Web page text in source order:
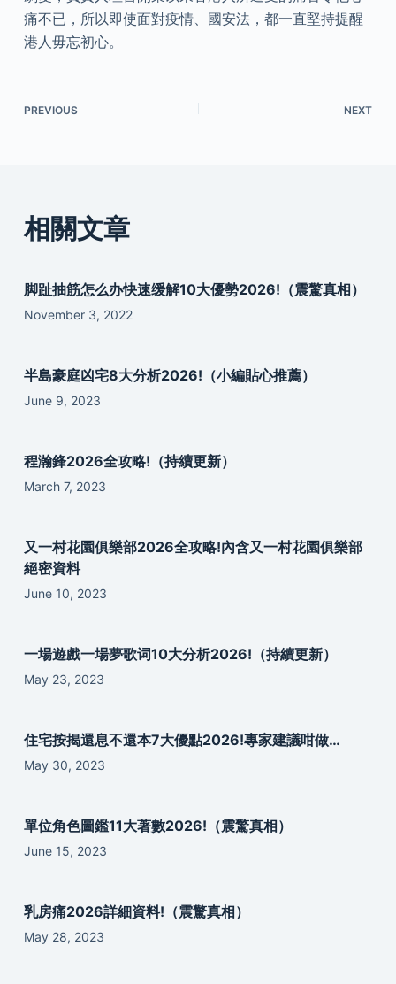
痛不已，所以即使面對疫情、國安法，都一直堅持提醒
港人毋忘初心。
PREVIOUS NEXT
相關文章
脚趾抽筋怎么办快速缓解10大優勢2026!（震驚真相）
November 3, 2022
半島豪庭凶宅8大分析2026!（小編貼心推薦）
June 9, 2023
程瀚鋒2026全攻略!（持續更新）
March 7, 2023
又一村花園俱樂部2026全攻略!內含又一村花園俱樂部
絕密資料
June 10, 2023
一場遊戲一場夢歌词10大分析2026!（持續更新）
May 23, 2023
住宅按揭還息不還本7大優點2026!專家建議咁做…
May 30, 2023
單位角色圖鑑11大著數2026!（震驚真相）
June 15, 2023
乳房痛2026詳細資料!（震驚真相）
May 28, 2023